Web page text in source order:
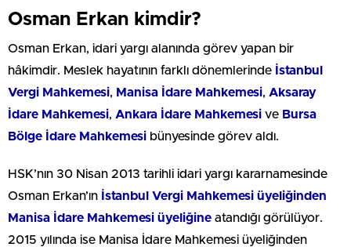
Osman Erkan kimdir?
Osman Erkan, idari yargı alanında görev yapan bir
hâkimdir. Meslek hayatının farklı dönemlerinde İstanbul
Vergi Mahkemesi, Manisa İdare Mahkemesi, Aksaray
İdare Mahkemesi, Ankara İdare Mahkemesi ve Bursa
Bölge İdare Mahkemesi bünyesinde görev aldı.
HSK’nın 30 Nisan 2013 tarihli idari yargı kararnamesinde
Osman Erkan’ın İstanbul Vergi Mahkemesi üyeliğinden
Manisa İdare Mahkemesi üyeliğine atandığı görülüyor.
2015 yılında ise Manisa İdare Mahkemesi üyeliğinden